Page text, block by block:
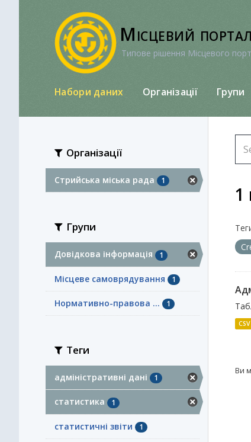
Місцевий
Типове рішення Місцевого
Набори даних Організації Групи
Організації
Стрийська міська рада 1
Групи
Довідкова інформація 1
Місцеве самоврядування 1
Нормативно-правова ... 1
Теги
адміністративні дані 1
статистика 1
статистичні звіти 1
1
CSV
Ви